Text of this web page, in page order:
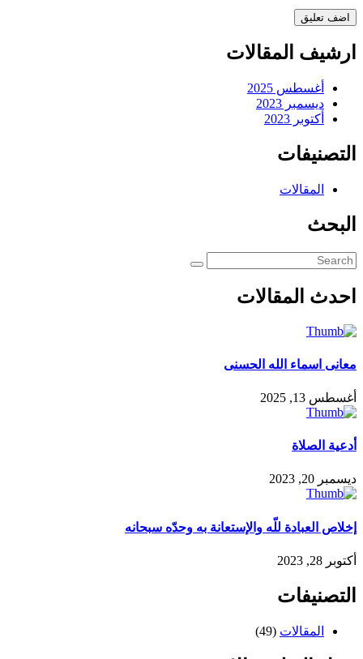
ارشيف المقالات
أغسطس 2025
ديسمبر 2023
أكتوبر 2023
التصنيفات
المقالات
البحث
احدث المقالات
معانى اسماء الله الحسنى
أغسطس 13, 2025
أدعية الصلاة
ديسمبر 20, 2023
إخلاص العبادة للّه والإستعانة به وحدّه سبحانه
أكتوبر 28, 2023
التصنيفات
المقالات (49)